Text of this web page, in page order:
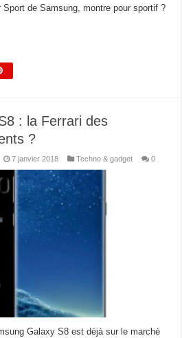
Sport de Samsung, montre pour sportif ?
: la Ferrari des
?
7 janvier 2018 Techno & gadget 0
Galaxy S8 est déjà sur le marché